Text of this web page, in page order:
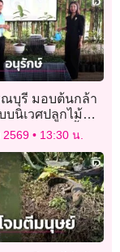
ณบุรี มอบต้นกล้า
บนิเวศปลูกไม้มี
ป่ากันชนริมน้ำ
2569 13:30 น.